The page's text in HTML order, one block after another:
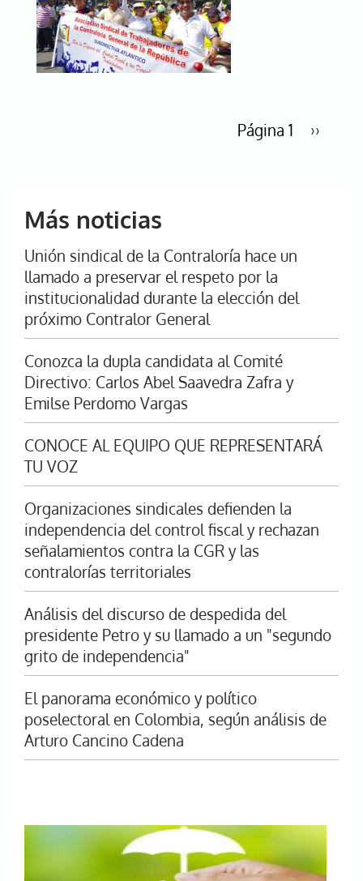
Página 1 ››
Más noticias
Unión sindical de la Contraloría hace un
llamado a preservar el respeto por la
institucionalidad durante la elección del
próximo Contralor General
Conozca la dupla candidata al Comité
Directivo: Carlos Abel Saavedra Zafra y
Emilse Perdomo Vargas
CONOCE AL EQUIPO QUE REPRESENTARÁ
TU VOZ
Organizaciones sindicales defienden la
independencia del control fiscal y rechazan
señalamientos contra la CGR y las
contralorías territoriales
Análisis del discurso de despedida del
presidente Petro y su llamado a un "segundo
grito de independencia"
El panorama económico y político
poselectoral en Colombia, según análisis de
Arturo Cancino Cadena